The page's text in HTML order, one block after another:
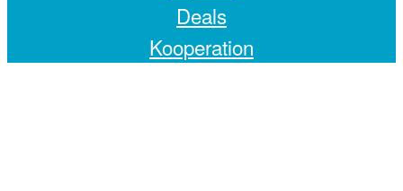
Deals
Kooperation